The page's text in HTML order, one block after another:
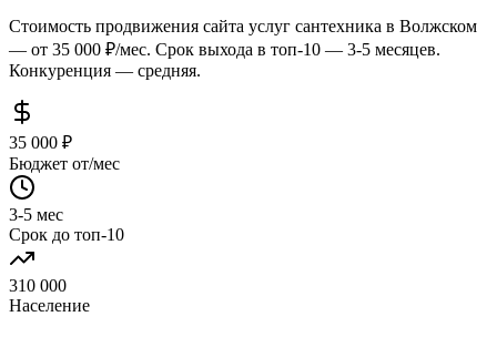
Стоимость продвижения сайта услуг сантехника в Волжском
— от 35 000 ₽/мес. Срок выхода в топ-10 — 3-5 месяцев.
Конкуренция — средняя.
35 000 ₽
Бюджет от/мес
3-5 мес
Срок до топ-10
310 000
Население